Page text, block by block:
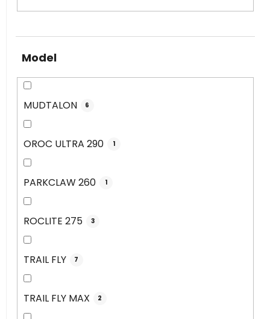
Model
MUDTALON 6
OROC ULTRA 290 1
PARKCLAW 260 1
ROCLITE 275 3
TRAIL FLY 7
TRAIL FLY MAX 2